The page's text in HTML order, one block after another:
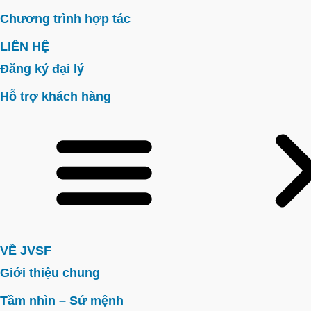
Chương trình hợp tác
LIÊN HỆ
Đăng ký đại lý
Hỗ trợ khách hàng
VỀ JVSF
Giới thiệu chung
Tầm nhìn – Sứ mệnh